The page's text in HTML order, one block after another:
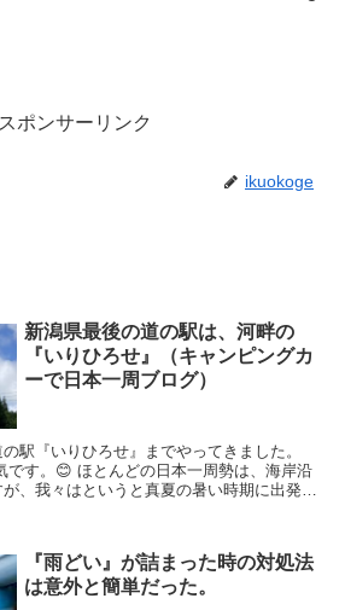
スポンサーリンク
ikuokoge
新潟県最後の道の駅は、河畔の
『いりひろせ』（キャンピングカ
ーで日本一周ブログ）
駅『いりひろせ』までやってきました。
です。😊 ほとんどの日本一周勢は、海岸沿
、我々はというと真夏の暑い時期に出発し
『雨どい』が詰まった時の対処法
は意外と簡単だった。